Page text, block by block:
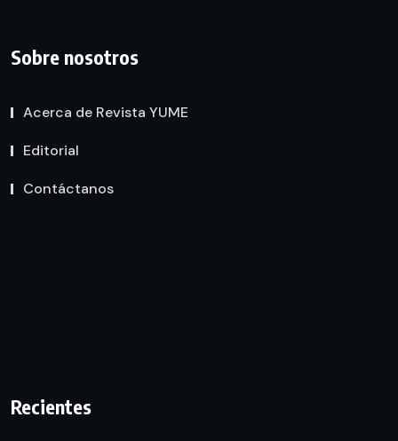
Sobre nosotros
Acerca de Revista YUME
Editorial
Contáctanos
Recientes